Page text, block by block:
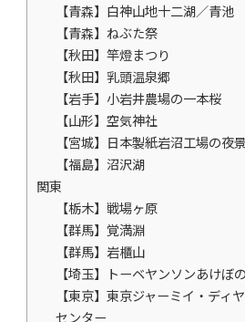
【青森】白神山地十二湖／青池
【青森】ねぶた祭
【秋田】竿燈まつり
【秋田】乳頭温泉郷
【岩手】小岩井農場の一本桜
【山形】空気神社
【宮城】日本製紙岩沼工場の夜景
【福島】沼沢湖
関東
【栃木】戦場ヶ原
【群馬】覚満淵
【群馬】岩櫃山
【埼玉】トーベヤンソンあけぼ
【東京】東京ジャーミイ・ディ
センター